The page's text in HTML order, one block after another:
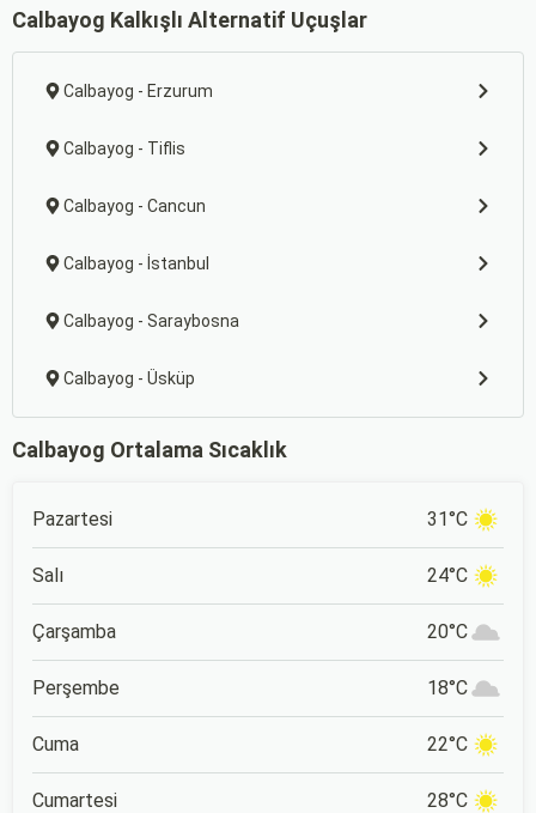
Calbayog Kalkışlı Alternatif Uçuşlar
Calbayog - Erzurum
Calbayog - Tiflis
Calbayog - Cancun
Calbayog - İstanbul
Calbayog - Saraybosna
Calbayog - Üsküp
Calbayog Ortalama Sıcaklık
Pazartesi 31°C
Salı 24°C
Çarşamba 20°C
Perşembe 18°C
Cuma 22°C
Cumartesi 28°C